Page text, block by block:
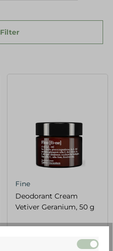
Filter
Fine
Deodorant Cream
Vetiver Geranium, 50 g
840,00 €* / 1 Kilogramm